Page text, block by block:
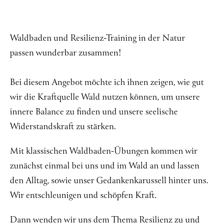
Termine
Kontakt
Waldbaden und Resilienz-Training in der Natur
passen wunderbar zusammen!
Bei diesem Angebot möchte ich ihnen zeigen, wie gut
wir die Kraftquelle Wald nutzen können, um unsere
innere Balance zu finden und unsere seelische
Widerstandskraft zu stärken.
Mit klassischen Waldbaden-Übungen kommen wir
zunächst einmal bei uns und im Wald an und lassen
den Alltag, sowie unser Gedankenkarussell hinter uns.
Wir entschleunigen und schöpfen Kraft.
Dann wenden wir uns dem Thema Resilienz zu und